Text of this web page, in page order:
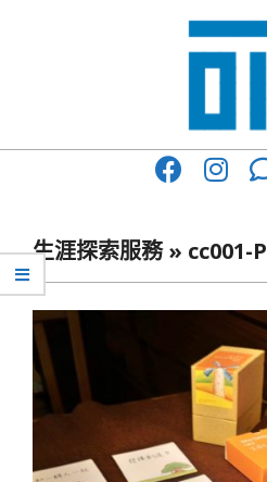
017
與
你
一
起
咖
啡
館
生涯探索服務 » cc001-P